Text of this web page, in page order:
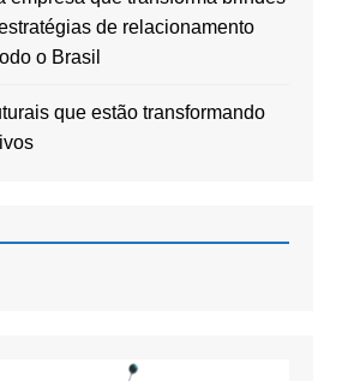
de relacionamento
o Brasil
que estão transformando